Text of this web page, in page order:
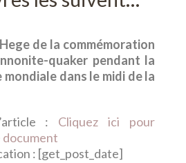
de la commémoration
quaker pendant la
dans le midi de la
: Cliquez ici pour
: [get_post_date]